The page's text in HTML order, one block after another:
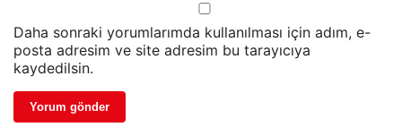
Daha sonraki yorumlarımda kullanılması için adım, e-
posta adresim ve site adresim bu tarayıcıya
kaydedilsin.